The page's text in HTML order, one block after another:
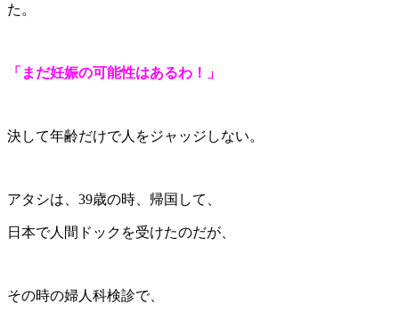
た。
「まだ妊娠の可能性はあるわ！」
決して年齢だけで人をジャッジしない。
アタシは、39歳の時、帰国して、
日本で人間ドックを受けたのだが、
その時の婦人科検診で、